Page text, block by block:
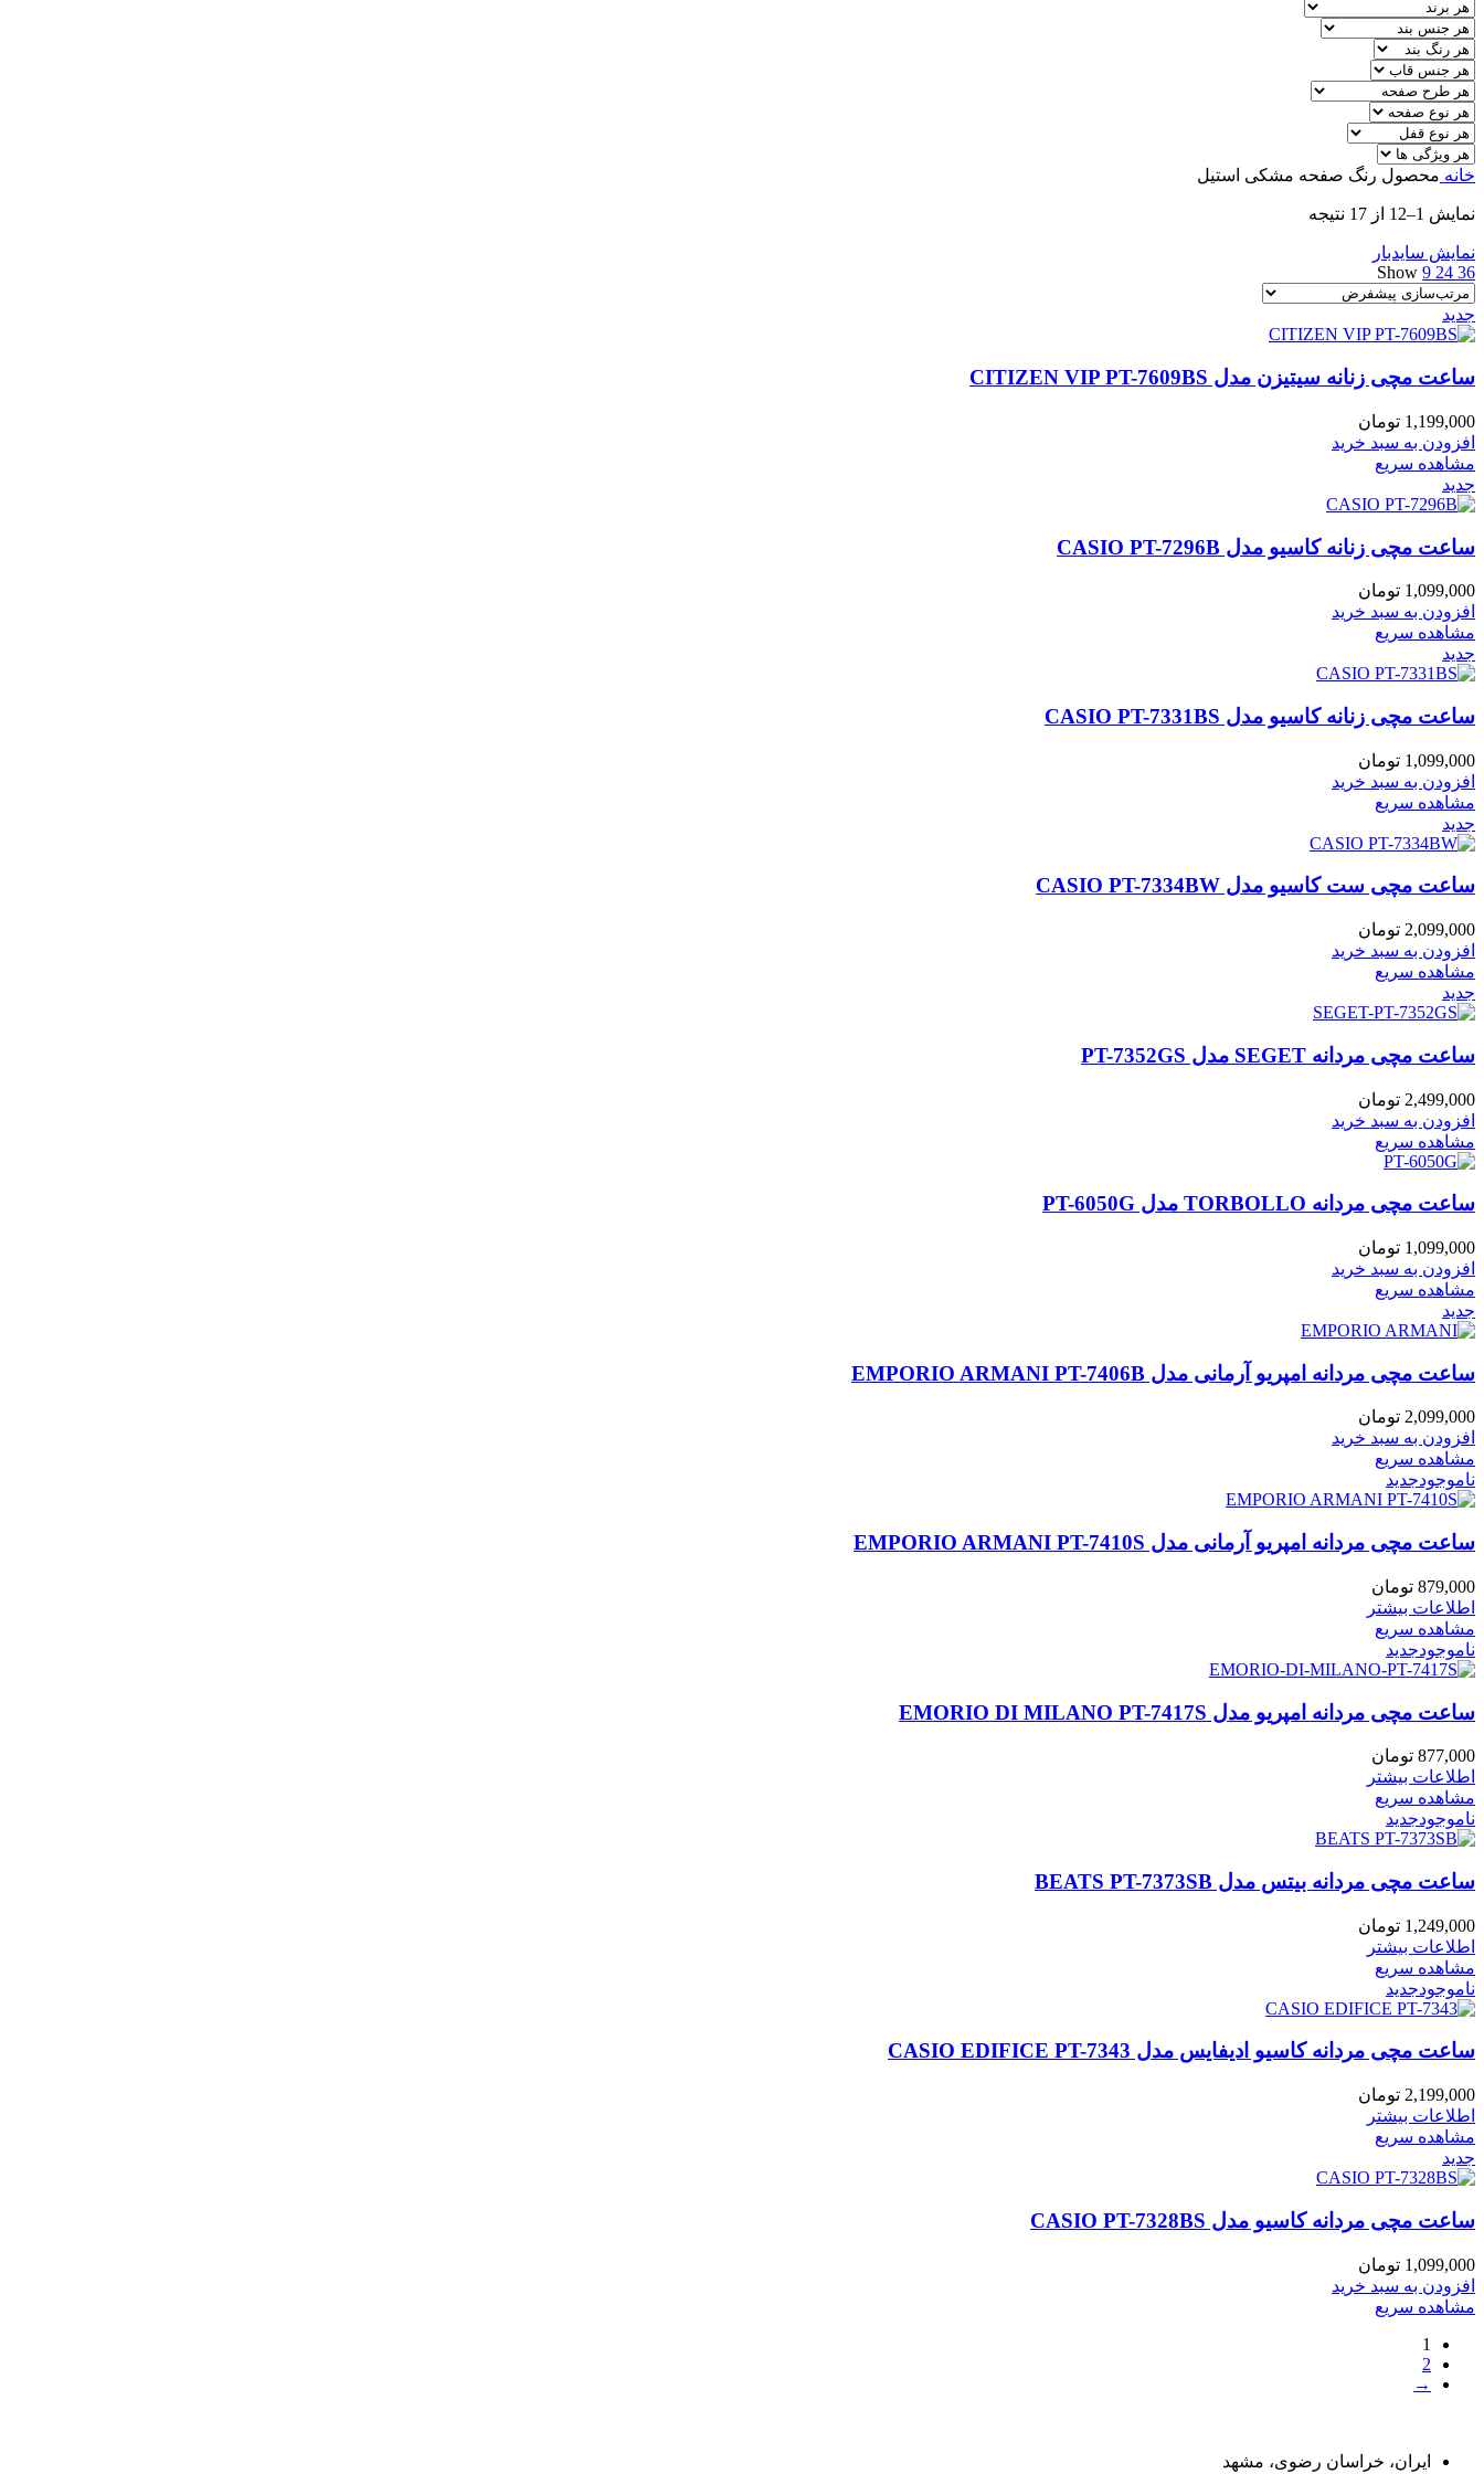
خانه محصول رنگ صفحه مشکی استیل
نمایش 1–12 از 17 نتیجه
نمایش سایدبار
Show 9 24 36
جدید
ساعت مچی زنانه سیتیزن مدل CITIZEN VIP PT-7609BS
1,199,000 تومان
افزودن به سبد خرید
مشاهده سریع
جدید
ساعت مچی زنانه کاسیو مدل CASIO PT-7296B
1,099,000 تومان
افزودن به سبد خرید
مشاهده سریع
جدید
ساعت مچی زنانه کاسیو مدل CASIO PT-7331BS
1,099,000 تومان
افزودن به سبد خرید
مشاهده سریع
جدید
ساعت مچی ست کاسیو مدل CASIO PT-7334BW
2,099,000 تومان
افزودن به سبد خرید
مشاهده سریع
جدید
ساعت مچی مردانه SEGET مدل PT-7352GS
2,499,000 تومان
افزودن به سبد خرید
مشاهده سریع
ساعت مچی مردانه TORBOLLO مدل PT-6050G
1,099,000 تومان
افزودن به سبد خرید
مشاهده سریع
جدید
ساعت مچی مردانه امپریو آرمانی مدل EMPORIO ARMANI PT-7406B
2,099,000 تومان
افزودن به سبد خرید
مشاهده سریع
ناموجودجدید
ساعت مچی مردانه امپریو آرمانی مدل EMPORIO ARMANI PT-7410S
879,000 تومان
اطلاعات بیشتر
مشاهده سریع
ناموجودجدید
ساعت مچی مردانه امپریو مدل EMORIO DI MILANO PT-7417S
877,000 تومان
اطلاعات بیشتر
مشاهده سریع
ناموجودجدید
ساعت مچی مردانه بیتس مدل BEATS PT-7373SB
1,249,000 تومان
اطلاعات بیشتر
مشاهده سریع
ناموجودجدید
ساعت مچی مردانه کاسیو ادیفایس مدل CASIO EDIFICE PT-7343
2,199,000 تومان
اطلاعات بیشتر
مشاهده سریع
جدید
ساعت مچی مردانه کاسیو مدل CASIO PT-7328BS
1,099,000 تومان
افزودن به سبد خرید
مشاهده سریع
1
2
→
ایران، خراسان رضوی، مشهد